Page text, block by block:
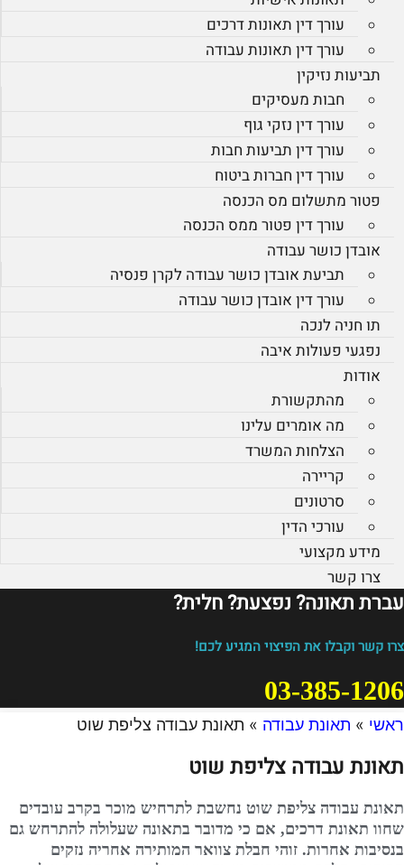
עורך דין תאונות דרכים
עורך דין תאונות עבודה
תביעות נזיקין
חבות מעסיקים
עורך דין נזקי גוף
עורך דין תביעות חבות
עורך דין חברות ביטוח
פטור מתשלום מס הכנסה
עורך דין פטור ממס הכנסה
אובדן כושר עבודה
תביעת אובדן כושר עבודה לקרן פנסיה
עורך דין אובדן כושר עבודה
תו חניה לנכה
נפגעי פעולות איבה
אודות
מהתקשורת
מה אומרים עלינו
הצלחות המשרד
קריירה
סרטונים
עורכי הדין
מידע מקצועי
צרו קשר
עברת תאונה? נפצעת? חלית?​
צרו קשר וקבלו את הפיצוי המגיע לכם!
03-385-1206
ראשי » תאונת עבודה » תאונת עבודה צליפת שוט
תאונת עבודה צליפת שוט
תאונת עבודה צליפת שוט נחשבת לתרחיש מוכר בקרב עובדים
שחוו תאונת דרכים, אם כי מדובר בתאונה שעלולה להתרחש גם
בנסיבות אחרות. זוהי חבלת צוואר המותירה אחריה נזקים